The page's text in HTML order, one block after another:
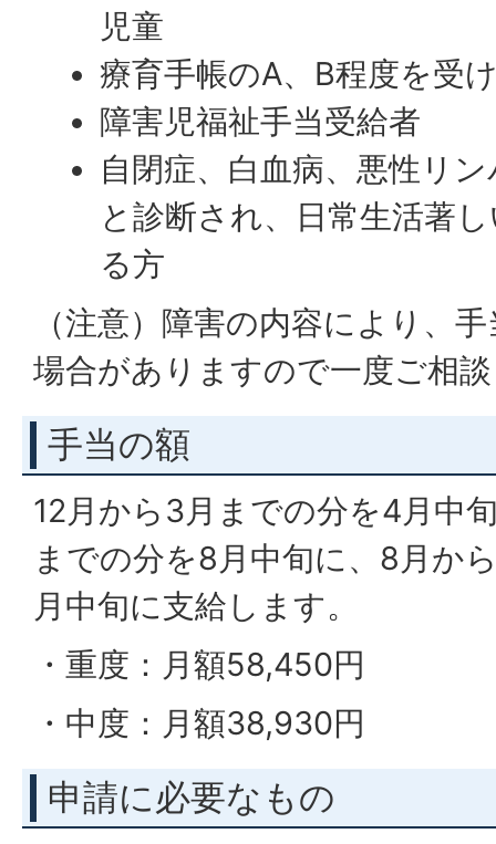
児童
療育手帳のA、B程度を受
障害児福祉手当受給者
自閉症、白血病、悪性リ
と診断され、日常生活著
る方
（注意）障害の内容により、
場合がありますので一度ご相
手当の額
12月から3月までの分を4月中
までの分を8月中旬に、8月か
月中旬に支給します。
・重度：月額58,450円
・中度：月額38,930円
申請に必要なもの